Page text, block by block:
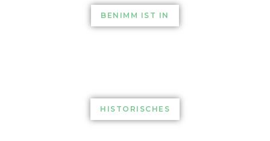
BENIMM IST IN
HISTORISCHES